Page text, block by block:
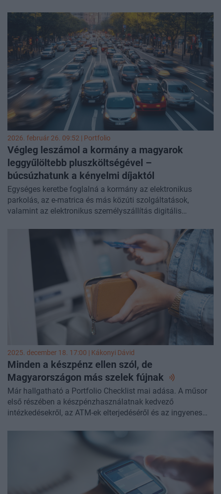
böngészőlapok feldolgozására, miközben folyamatosan
figyelő AI-ügynökök váltják fel az egyszeri lekérdezéseket.
A támáról már írtunkröviden, de mivel a változás messze
túlmutat a keresőn, további izgalmas részleteknek is
utánajártunk.
2026. február 26. 09:52 | Portfolio
Végleg leszámol a kormány a magyarok
leggyűlöltebb pluszköltségével –
búcsúzhatunk a kényelmi díjaktól
Egységes keretbe foglalná a kormány az elektronikus
parkolás, az e-matrica és más közúti szolgáltatások,
valamint az elektronikus személyszállítás digitális
kényelmi díjat felszámítani pusztán azért, mert valaki
online intézi az ügyét – derül ki az Energiaügyi
Minisztérium társadalmi egyeztetésre bocsátott
rendelettervezetéből.
2025. december 18. 17:00 | Kákonyi Dávid
Minden a készpénz ellen szól, de
Magyarországon más szelek fújnak
Már hallgatható a Portfolio Checklist mai adása. A műsor
első részében a készpénzhasználatnak kedvező
intézkedésekről, az ATM-ek elterjedéséről és az ingyenes
elemzője. Az adás második részében a tizedik alkalommal
elkészült Portfolio Ingatlan TOP 50 listáról volt szó, amely
a hazai ingatlanpiac legfontosabb látható szereplőit
rangsorolta, akik nevéhez az idei évben is a legfontosabb
események kötődtek, legyen szó tranzakciókról,